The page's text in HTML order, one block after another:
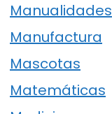
Manualidades
Manufactura
Mascotas
Matemáticas